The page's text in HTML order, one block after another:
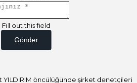
Fill out this field
Gönder
YILDIRIM öncülüğünde şirket denetçileri